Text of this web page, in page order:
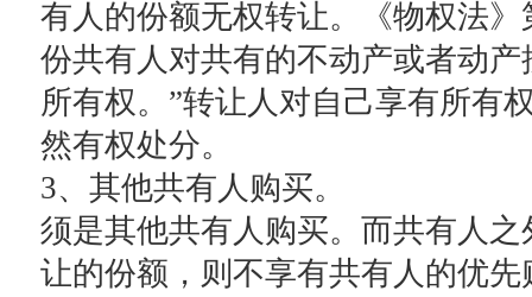
有人的份额无权转让。《物权法》
份共有人对共有的不动产或者动
所有权。”转让人对自己享有所有
然有权处分。
3、其他共有人购买。
须是其他共有人购买。而共有人
让的份额，则不享有共有人的优